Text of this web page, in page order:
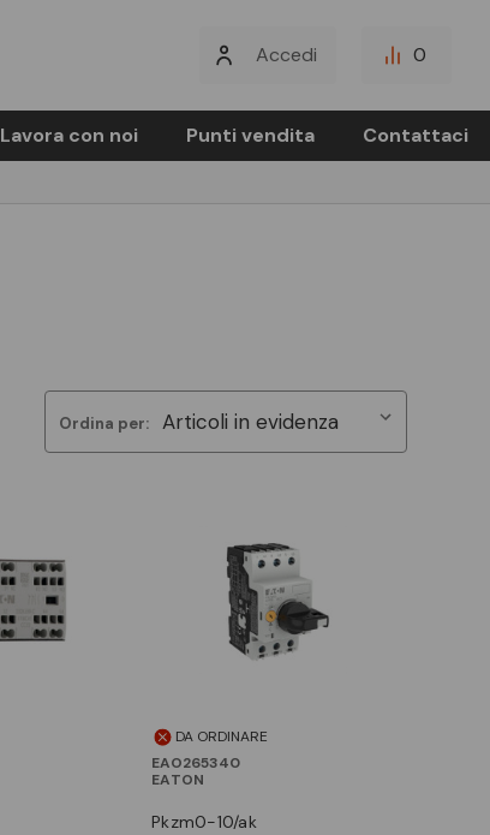
Accedi 0
Lavora con noi Punti vendita Contattaci
Ordina per:
DA ORDINARE
EAO265340
EATON
pkzm0-10/ak